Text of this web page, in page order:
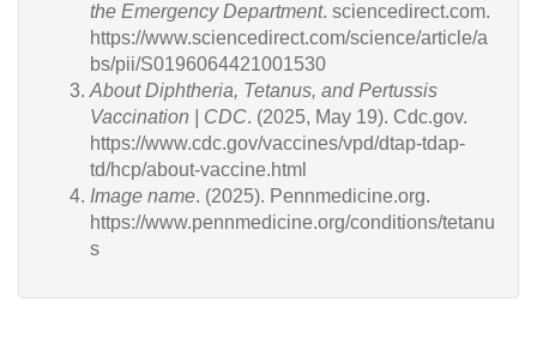
the Emergency Department. sciencedirect.com.
https://www.sciencedirect.com/science/article/a
bs/pii/S0196064421001530
About Diphtheria, Tetanus, and Pertussis
Vaccination | CDC. (2025, May 19). Cdc.gov.
https://www.cdc.gov/vaccines/vpd/dtap-tdap-
td/hcp/about-vaccine.html
Image name. (2025). Pennmedicine.org.
https://www.pennmedicine.org/conditions/tetanu
s